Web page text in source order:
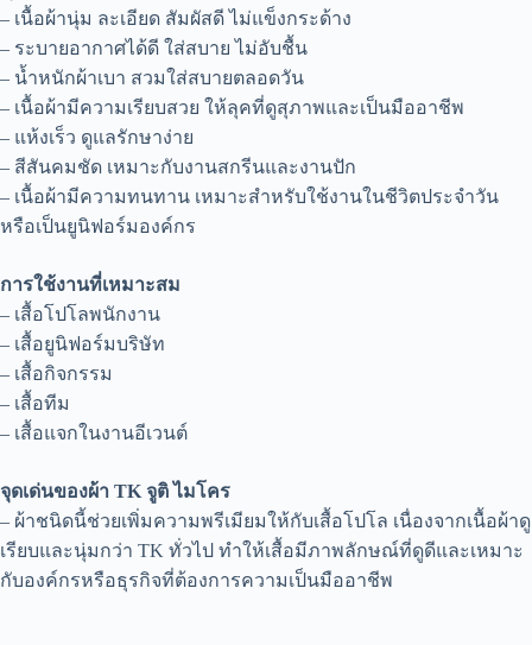
– เนื้อผ้านุ่ม ละเอียด สัมผัสดี ไม่แข็งกระด้าง
– ระบายอากาศได้ดี ใส่สบาย ไม่อับชื้น
– น้ำหนักผ้าเบา สวมใส่สบายตลอดวัน
– เนื้อผ้ามีความเรียบสวย ให้ลุคที่ดูสุภาพและเป็นมืออาชีพ
– แห้งเร็ว ดูแลรักษาง่าย
– สีสันคมชัด เหมาะกับงานสกรีนและงานปัก
– เนื้อผ้ามีความทนทาน เหมาะสำหรับใช้งานในชีวิตประจำวัน
หรือเป็นยูนิฟอร์มองค์กร
การใช้งานที่เหมาะสม
– เสื้อโปโลพนักงาน
– เสื้อยูนิฟอร์มบริษัท
– เสื้อกิจกรรม
– เสื้อทีม
– เสื้อแจกในงานอีเวนต์
จุดเด่นของผ้า TK จูติ ไมโคร
– ผ้าชนิดนี้ช่วยเพิ่มความพรีเมียมให้กับเสื้อโปโล เนื่องจากเนื้อผ้าดู
เรียบและนุ่มกว่า TK ทั่วไป ทำให้เสื้อมีภาพลักษณ์ที่ดูดีและเหมาะ
กับองค์กรหรือธุรกิจที่ต้องการความเป็นมืออาชีพ